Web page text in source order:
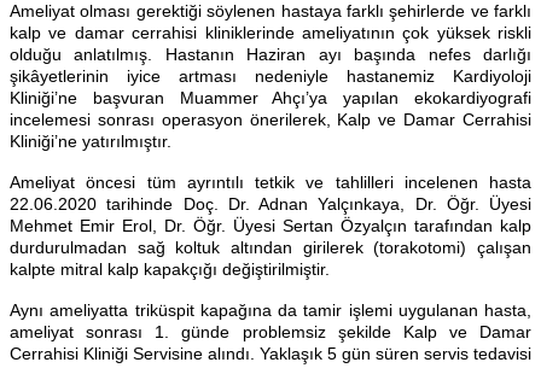
Ameliyat olması gerektiği söylenen hastaya farklı şehirlerde ve farklı
kalp ve damar cerrahisi kliniklerinde ameliyatının çok yüksek riskli
olduğu anlatılmış. Hastanın Haziran ayı başında nefes darlığı
şikâyetlerinin iyice artması nedeniyle hastanemiz Kardiyoloji
Kliniği’ne başvuran Muammer Ahçı’ya yapılan ekokardiyografi
incelemesi sonrası operasyon önerilerek, Kalp ve Damar Cerrahisi
Kliniği’ne yatırılmıştır.
Ameliyat öncesi tüm ayrıntılı tetkik ve tahlilleri incelenen hasta
22.06.2020 tarihinde Doç. Dr. Adnan Yalçınkaya, Dr. Öğr. Üyesi
Mehmet Emir Erol, Dr. Öğr. Üyesi Sertan Özyalçın tarafından kalp
durdurulmadan sağ koltuk altından girilerek (torakotomi) çalışan
kalpte mitral kalp kapakçığı değiştirilmiştir.
Aynı ameliyatta triküspit kapağına da tamir işlemi uygulanan hasta,
ameliyat sonrası 1. günde problemsiz şekilde Kalp ve Damar
Cerrahisi Kliniği Servisine alındı. Yaklaşık 5 gün süren servis tedavisi